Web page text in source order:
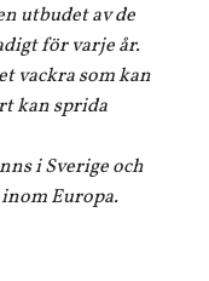
utbudet av de
för varje år.
vackra som kan
kan sprida
i Sverige och
Europa.